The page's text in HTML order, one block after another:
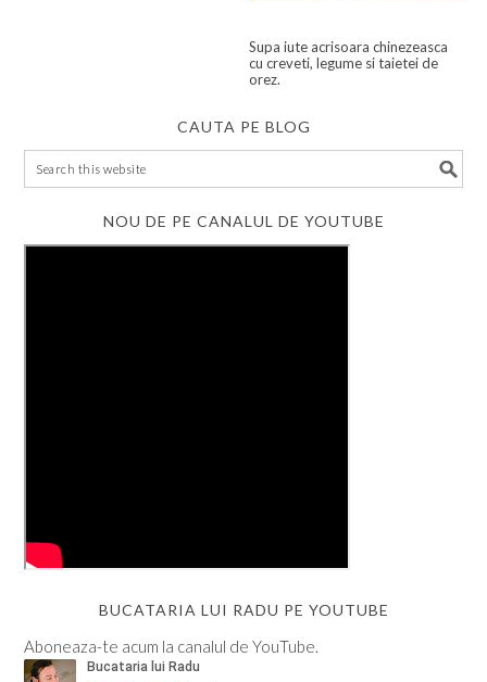
Supa iute acrisoara chinezeasca
cu creveti, legume si taietei de
orez.
CAUTA PE BLOG
NOU DE PE CANALUL DE YOUTUBE
BUCATARIA LUI RADU PE YOUTUBE
Aboneaza-te acum la canalul de YouTube.